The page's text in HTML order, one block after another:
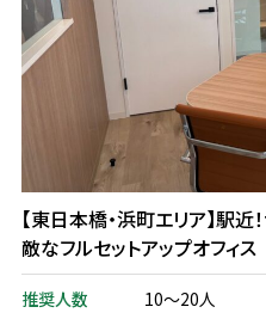
【東日本橋・浜町エリア】駅
敵なフルセットアップオフィス
推奨人数
10～20人